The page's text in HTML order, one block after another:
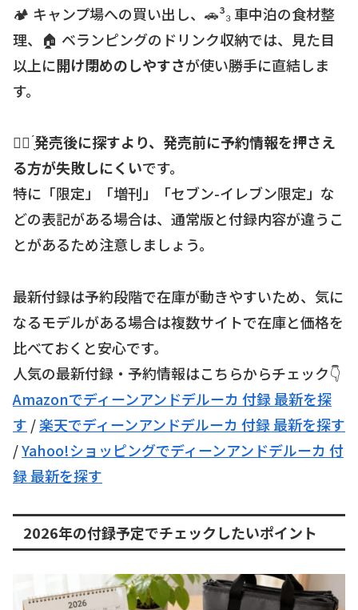
🏕 キャンプ場への買い出し、🚗³₃ 車中泊の食材整
理、🏠 ベランピングのドリンク収納では、見た目
以上に開け閉めのしやすさが使い勝手に直結しま
す。
☝🏻 ̖́発売後に探すより、発売前に予約情報を押さえ
る方が失敗しにくいです。
特に「限定」「増刊」「セブン-イレブン限定」な
どの表記がある場合は、通常版と付録内容が違うこ
とがあるため注意しましょう。
最新付録は予約段階で在庫が動きやすいため、気に
なるモデルがある場合は複数サイトで在庫と価格を
比べておくと安心です。
人気の最新付録・予約情報はこちらからチェック👇
Amazonでディーンアンドデルーカ 付録 最新を探
す /楽天でディーンアンドデルーカ 付録 最新を探す
/Yahoo!ショッピングでディーンアンドデルーカ 付
録 最新を探す
2026年の付録予定でチェックしたいポイント